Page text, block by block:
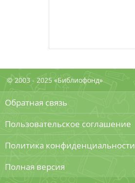
© 2003 - 2025 «Библиофонд»
Обратная связь
Пользовательское соглашение
Политика конфиденциальности
Полная версия